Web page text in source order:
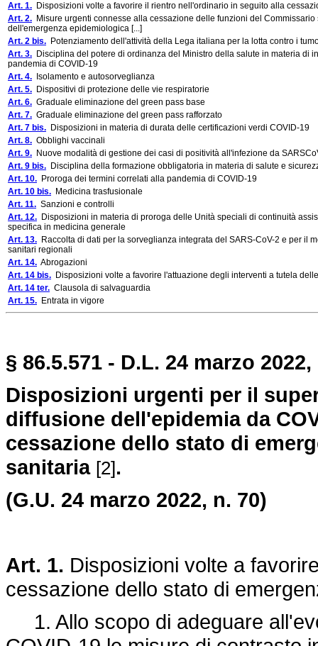
Art. 1. Disposizioni volte a favorire il rientro nell'ordinario in seguito alla
Art. 2. Misure urgenti connesse alla cessazione delle funzioni del
dell'emergenza epidemiologica [...]
Art. 2 bis. Potenziamento dell'attività della Lega italiana per la lotta contro i
Art. 3. Disciplina del potere di ordinanza del Ministro della salute in materia
pandemia di COVID-19
Art. 4. Isolamento e autosorveglianza
Art. 5. Dispositivi di protezione delle vie respiratorie
Art. 6. Graduale eliminazione del green pass base
Art. 7. Graduale eliminazione del green pass rafforzato
Art. 7 bis. Disposizioni in materia di durata delle certificazioni verdi COVID-19
Art. 8. Obblighi vaccinali
Art. 9. Nuove modalità di gestione dei casi di positività all'infezione da
Art. 9 bis. Disciplina della formazione obbligatoria in materia di salute e
Art. 10. Proroga dei termini correlati alla pandemia di COVID-19
Art. 10 bis. Medicina trasfusionale
Art. 11. Sanzioni e controlli
Art. 12. Disposizioni in materia di proroga delle Unità speciali di continuità
specifica in medicina generale
Art. 13. Raccolta di dati per la sorveglianza integrata del SARS-CoV-2 e per
sanitari regionali
Art. 14. Abrogazioni
Art. 14 bis. Disposizioni volte a favorire l'attuazione degli interventi a tutela
Art. 14 ter. Clausola di salvaguardia
Art. 15. Entrata in vigore
§ 86.5.571 - D.L. 24 marzo
Disposizioni urgenti per il
diffusione dell'epidemia da
cessazione dello stato di
sanitaria [2].
(G.U. 24 marzo 2022, n. 70)
Art. 1. Disposizioni volte a
cessazione dello stato di
1. Allo scopo di adeguare